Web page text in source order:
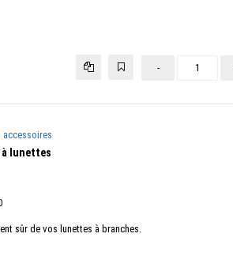
-
accessoires
à lunettes
sûr de vos lunettes à branches.